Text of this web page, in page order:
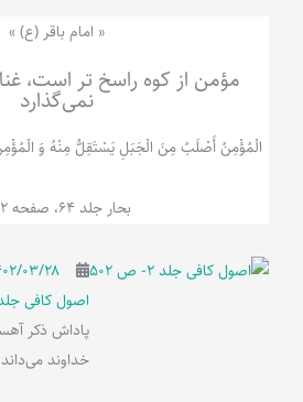
« امام باقر (ع) »
مؤمن از کوه راسخ تر است، غنا
نمی‌گذارد
الْمُؤْمِنُ‌ أَصْلَبُ‌ مِنَ‌ الْجَبَلِ‌ یَسْتَقِلُّ مِنْهُ وَ
بحار جلد 64، صفحه 362
۱۴۰۲/۰۳/
اصول کافی جلد 2- ص
پاداش ذکر
خداوند می‌داند